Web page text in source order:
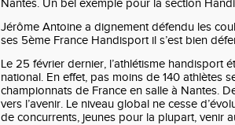
Nantes. Un bel exemple pour la section
Jérôme Antoine a dignement défendu les
ses 5ème France Handisport il s’est bien
Le 25 février dernier, l’athlétisme handisport
national. En effet, pas moins de 140 athlètes
championnats de France en salle à Nantes.
vers l’avenir. Le niveau global ne cesse
de concurrents, jeunes pour la plupart, venir